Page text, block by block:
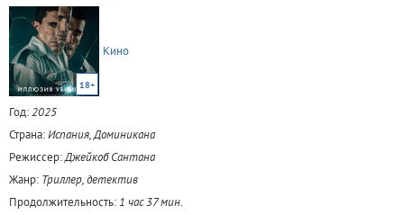
18+
Кино
Год:2025
Страна:Испания, Доминикана
Режиссер:Джейкоб Сантана
Жанр: Триллер, детектив
Продолжительность: 1 час 37 мин.